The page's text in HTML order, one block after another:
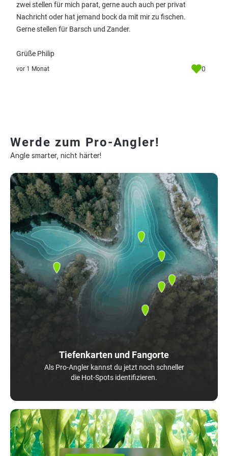
zwei stellen für mich parat, gerne auch auch per privat
Nachricht oder hat jemand bock da mit mir zu fischen.
Gerne stellen für Barsch und Zander.
Grüße Philip
vor 1 Monat 0
Werde zum Pro-Angler!
Angle smarter, nicht härter!
Tiefenkarten und Fangorte
Als Pro-Angler kannst du jetzt noch schneller
die Hot-Spots identifizieren.